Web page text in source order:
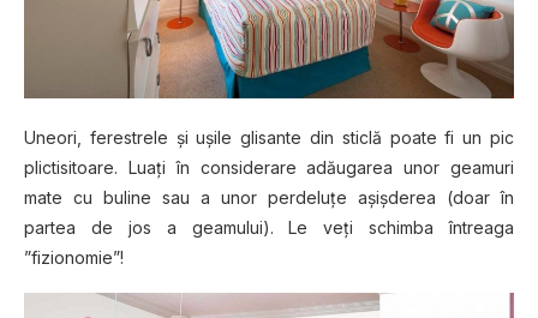
Uneori, ferestrele și ușile glisante din sticlă poate fi un pic
plictisitoare. Luați în considerare adăugarea unor geamuri
mate cu buline sau a unor perdeluțe așișderea (doar în
partea de jos a geamului). Le veți schimba întreaga
”fizionomie”!